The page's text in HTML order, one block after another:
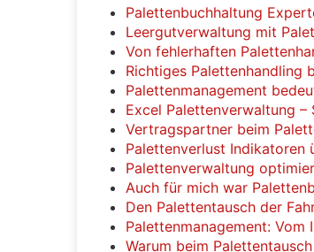
Palettenbuchhaltung
Leergutverwaltung mit
Von fehlerhaften
Richtiges Palettenhandling
Palettenmanagement
Excel Palettenverwaltung
Vertragspartner beim
Palettenverlust Indikatoren
Palettenverwaltung
Auch für mich war
Den Palettentausch der
Palettenmanagement: Vom
Warum beim